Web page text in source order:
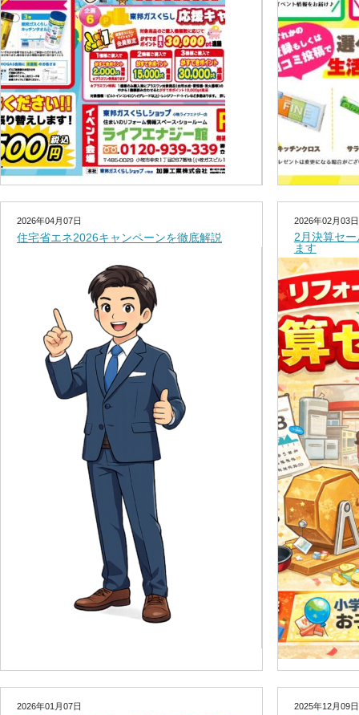
2026年04月07日
住宅省エネ2026キャンペーンを徹底解説
2026年02月03日
2月決算セ
ます
2026年01月07日 2025年12月09日